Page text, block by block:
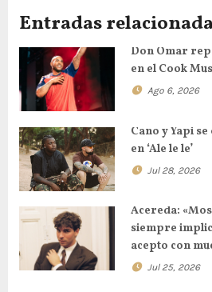
Entradas
Don Omar
en el Cook
Ago 6, 2026
Cano y Yapi
en ‘Ale le le’
Jul 28, 2026
Acereda:
siempre
acepto con
Jul 25, 2026